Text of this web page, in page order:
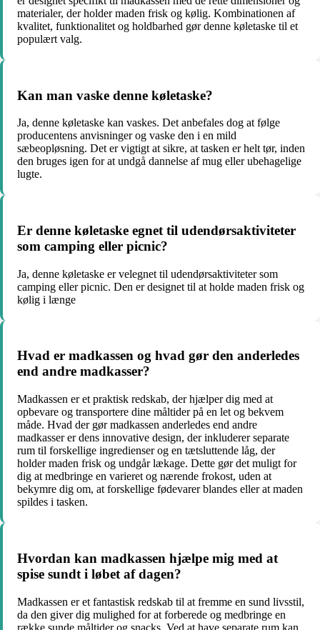
materialer, der holder maden frisk og kølig. Kombinationen af
kvalitet, funktionalitet og holdbarhed gør denne køletaske til et
populært valg.
Kan man vaske denne køletaske?
Ja, denne køletaske kan vaskes. Det anbefales dog at følge
producentens anvisninger og vaske den i en mild
sæbeopløsning. Det er vigtigt at sikre, at tasken er helt tør, inden
den bruges igen for at undgå dannelse af mug eller ubehagelige
lugte.
Er denne køletaske egnet til udendørsaktiviteter
som camping eller picnic?
Ja, denne køletaske er velegnet til udendørsaktiviteter som
camping eller picnic. Den er designet til at holde maden frisk og
kølig i længe
Hvad er madkassen og hvad gør den anderledes
end andre madkasser?
Madkassen er et praktisk redskab, der hjælper dig med at
opbevare og transportere dine måltider på en let og bekvem
måde. Hvad der gør madkassen anderledes end andre
madkasser er dens innovative design, der inkluderer separate
rum til forskellige ingredienser og en tætsluttende låg, der
holder maden frisk og undgår lækage. Dette gør det muligt for
dig at medbringe en varieret og nærende frokost, uden at
bekymre dig om, at forskellige fødevarer blandes eller at maden
spildes i tasken.
Hvordan kan madkassen hjælpe mig med at
spise sundt i løbet af dagen?
Madkassen er et fantastisk redskab til at fremme en sund livsstil,
da den giver dig mulighed for at forberede og medbringe en
række sunde måltider og snacks. Ved at have separate rum kan